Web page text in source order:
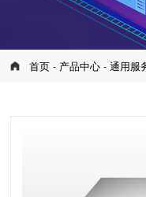
首页 - 产品中心 -通用服